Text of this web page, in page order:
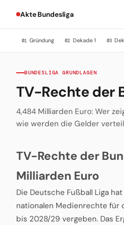
Akte Bundesliga
01 Gründung 02 Dekade 1 03
BUNDESLIGA GRUNDLAGEN
TV-Rechte der
4,484 Milliarden Euro: Wer
wie werden die Gelder
TV-Rechte der
Milliarden Euro
Die Deutsche Fußball Liga
nationalen Medienrechte für
bis 2028/29 vergeben. Das